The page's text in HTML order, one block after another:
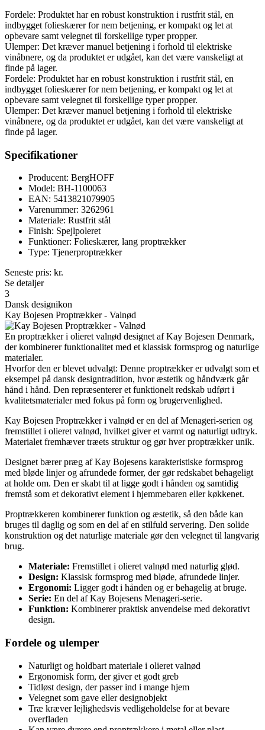
Fordele: Produktet har en robust konstruktion i rustfrit stål, en
indbygget folieskærer for nem betjening, er kompakt og let at
opbevare samt velegnet til forskellige typer propper.
Ulemper: Det kræver manuel betjening i forhold til elektriske
vinåbnere, og da produktet er udgået, kan det være vanskeligt at
finde på lager.
Fordele: Produktet har en robust konstruktion i rustfrit stål, en
indbygget folieskærer for nem betjening, er kompakt og let at
opbevare samt velegnet til forskellige typer propper.
Ulemper: Det kræver manuel betjening i forhold til elektriske
vinåbnere, og da produktet er udgået, kan det være vanskeligt at
finde på lager.
Specifikationer
Producent: BergHOFF
Model: BH-1100063
EAN: 5413821079905
Varenummer: 3262961
Materiale: Rustfrit stål
Finish: Spejlpoleret
Funktioner: Folieskærer, lang proptrækker
Type: Tjenerproptrækker
Seneste pris: kr.
Se detaljer
3
Dansk designikon
Kay Bojesen Proptrækker - Valnød
En proptrækker i olieret valnød designet af Kay Bojesen Denmark,
der kombinerer funktionalitet med et klassisk formsprog og naturlige
materialer.
Hvorfor den er blevet udvalgt: Denne proptrækker er udvalgt som et
eksempel på dansk designtradition, hvor æstetik og håndværk går
hånd i hånd. Den repræsenterer et funktionelt redskab udført i
kvalitetsmaterialer med fokus på form og brugervenlighed.
Kay Bojesen Proptrækker i valnød er en del af Menageri-serien og
fremstillet i olieret valnød, hvilket giver et varmt og naturligt udtryk.
Materialet fremhæver træets struktur og gør hver proptrækker unik.
Designet bærer præg af Kay Bojesens karakteristiske formsprog
med bløde linjer og afrundede former, der gør redskabet behageligt
at holde om. Den er skabt til at ligge godt i hånden og samtidig
fremstå som et dekorativt element i hjemmebaren eller køkkenet.
Proptrækkeren kombinerer funktion og æstetik, så den både kan
bruges til daglig og som en del af en stilfuld servering. Den solide
konstruktion og det naturlige materiale gør den velegnet til langvarig
brug.
Materiale: Fremstillet i olieret valnød med naturlig glød.
Design: Klassisk formsprog med bløde, afrundede linjer.
Ergonomi: Ligger godt i hånden og er behagelig at bruge.
Serie: En del af Kay Bojesens Menageri-serie.
Funktion: Kombinerer praktisk anvendelse med dekorativt
design.
Fordele og ulemper
Naturligt og holdbart materiale i olieret valnød
Ergonomisk form, der giver et godt greb
Tidløst design, der passer ind i mange hjem
Velegnet som gave eller designobjekt
Træ kræver lejlighedsvis vedligeholdelse for at bevare
overfladen